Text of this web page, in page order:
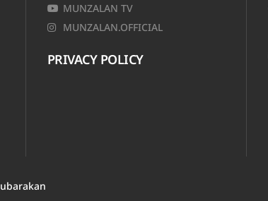
MUNZALAN TV
MUNZALAN.OFFICIAL
PRIVACY POLICY
ubarakan